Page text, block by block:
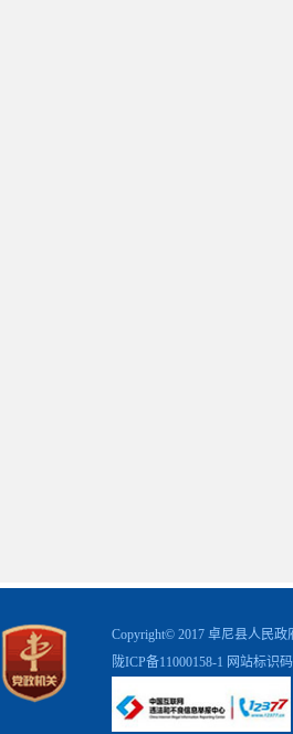
Copyright© 2017 卓尼县人民
陇ICP备11000158-1 网站标识